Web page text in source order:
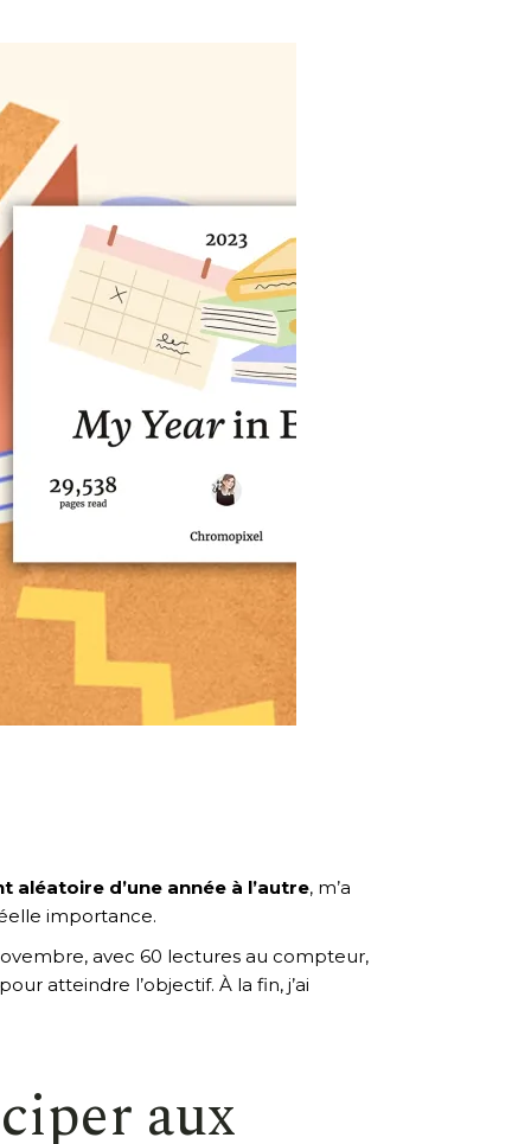
aléatoire d’une année à l’autre, m’a
importance.
avec 60 lectures au compteur,
atteindre l’objectif. À la fin, j’ai
aux